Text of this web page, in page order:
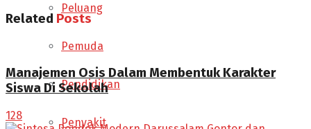
Peluang
Pemuda
Pendidikan
Penyakit
Related Posts
Manajemen Osis Dalam Membentuk Karakter
Siswa Di Sekolah
128